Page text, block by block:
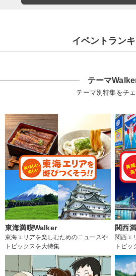
イベントラン
テーマ
テーマ別特集をチ
東海満喫Walker
東海エリアを楽しむためのニュースや
トピックスを大特集
関西
関西エ
トピッ